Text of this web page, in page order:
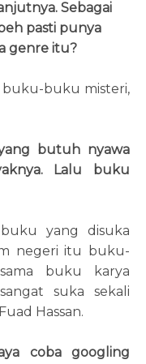
Sebagai
pasti punya
genre itu?
buku misteri,
butuh nyawa
Lalu buku
yang disuka
negeri itu buku-
buku karya
suka sekali
Hassan.
coba googling